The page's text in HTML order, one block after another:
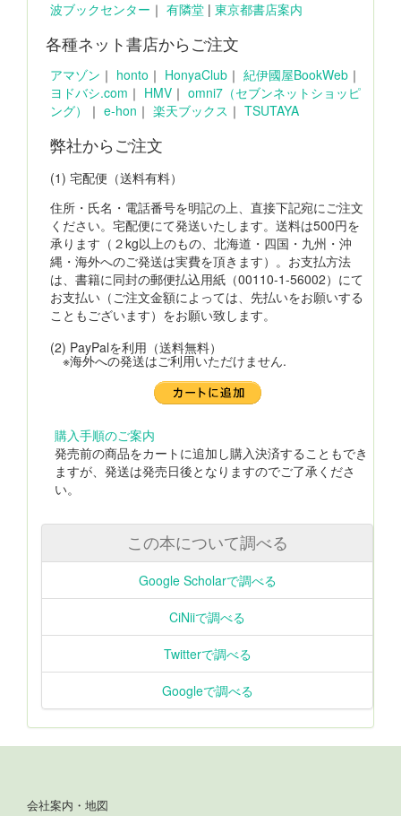
波ブックセンター ｜ 有隣堂 | 東京都書店案内
各種ネット書店からご注文
アマゾン ｜ honto ｜ HonyaClub ｜ 紀伊國屋BookWeb ｜
ヨドバシ.com ｜ HMV ｜ omni7（セブンネットショッピ
ング）
｜ e-hon ｜ 楽天ブックス ｜ TSUTAYA
弊社からご注文
(1) 宅配便（送料有料）
住所・氏名・電話番号を明記の上、直接下記宛にご注文
ください。宅配便にて発送いたします。送料は500円を
承ります（２kg以上のもの、北海道・四国・九州・沖
縄・海外へのご発送は実費を頂きます）。お支払方法
は、書籍に同封の郵便払込用紙（00110-1-56002）にて
お支払い（ご注文金額によっては、先払いをお願いする
こともございます）をお願い致します。
(2) PayPalを利用（送料無料）
※海外への発送はご利用いただけません.
購入手順のご案内
発売前の商品をカートに追加し購入決済することもでき
ますが、発送は発売日後となりますのでご了承くださ
い。
この本について調べる
Google Scholarで調べる
CiNiiで調べる
Twitterで調べる
Googleで調べる
会社案内・地図